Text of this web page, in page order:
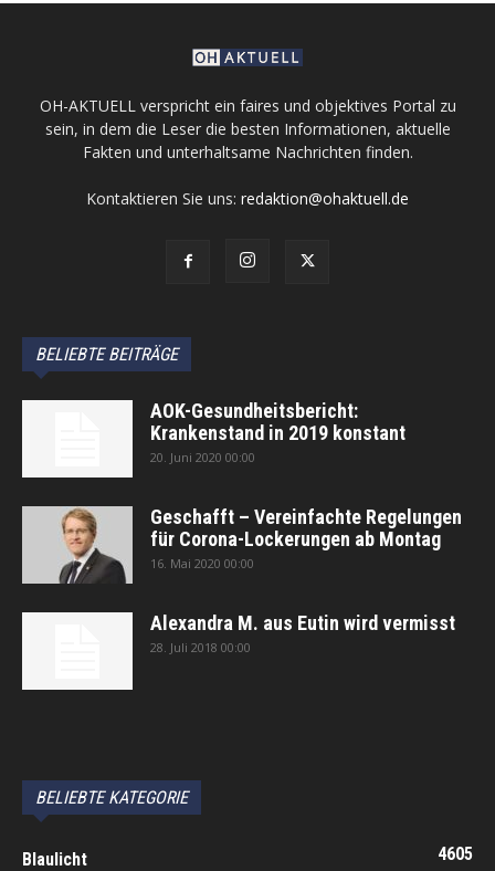
OH-AKTUELL verspricht ein faires und objektives Portal zu
sein, in dem die Leser die besten Informationen, aktuelle
Fakten und unterhaltsame Nachrichten finden.
Kontaktieren Sie uns: redaktion@ohaktuell.de
BELIEBTE BEITRÄGE
AOK-Gesundheitsbericht:
Krankenstand in 2019 konstant
20. Juni 2020 00:00
Geschafft – Vereinfachte Regelungen
für Corona-Lockerungen ab Montag
16. Mai 2020 00:00
Alexandra M. aus Eutin wird vermisst
28. Juli 2018 00:00
BELIEBTE KATEGORIE
Blaulicht 4605